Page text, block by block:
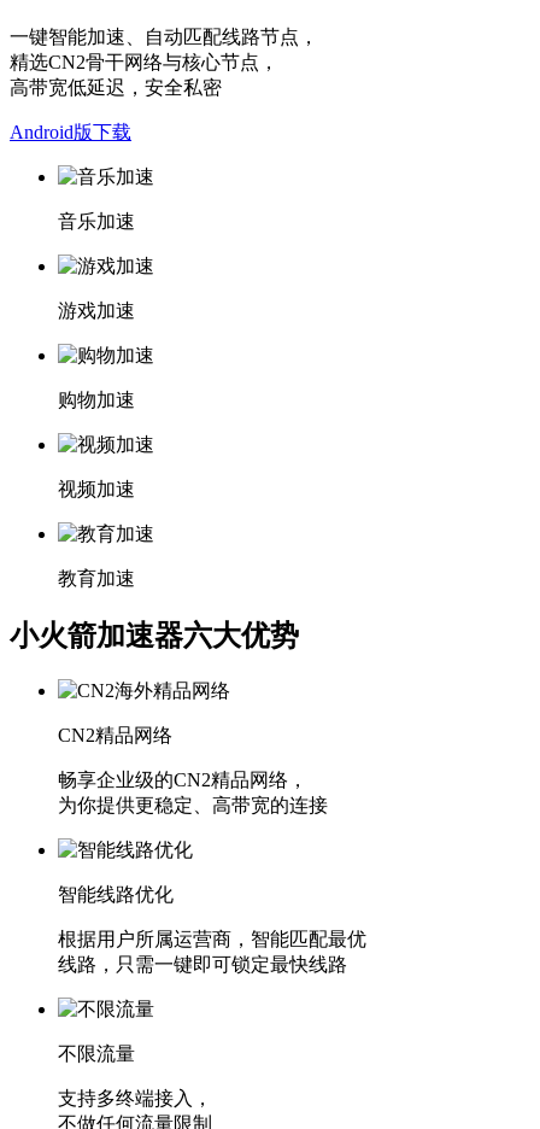
一键智能加速、自动匹配线路节点，
精选CN2骨干网络与核心节点，
高带宽低延迟，安全私密
Android版下载
音乐加速
游戏加速
购物加速
视频加速
教育加速
小火箭加速器六大优势
CN2精品网络
畅享企业级的CN2精品网络，
为你提供更稳定、高带宽的连接
智能线路优化
根据用户所属运营商，智能匹配最优
线路，只需一键即可锁定最快线路
不限流量
支持多终端接入，
不做任何流量限制